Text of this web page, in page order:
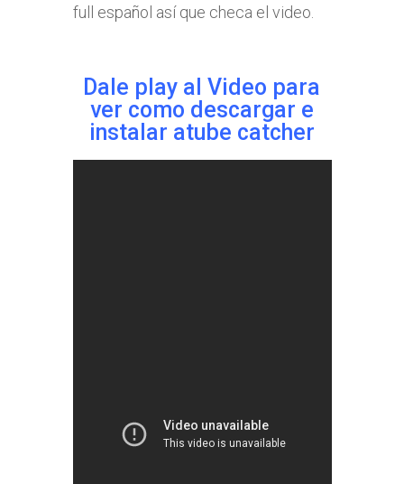
full español así que checa el video.
Dale play al Video para
ver como descargar e
instalar atube catcher